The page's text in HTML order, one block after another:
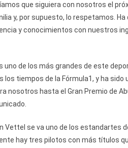
que siguiera con nosotros el
y, por supuesto, lo respetamos.
y conocimientos con nuestros
uno de los más grandes de este
los tiempos de la Fórmula1, y ha sido
nosotros hasta el Gran Premio de
Vettel se va uno de los estandartes
hay tres pilotos con más títulos